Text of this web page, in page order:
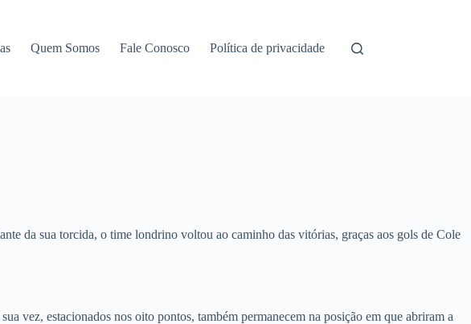
Quem Somos Fale Conosco Política de privacidade
da sua torcida, o time londrino voltou ao caminho das vitórias, graças aos gols de Cole
vez, estacionados nos oito pontos, também permanecem na posição em que abriram a